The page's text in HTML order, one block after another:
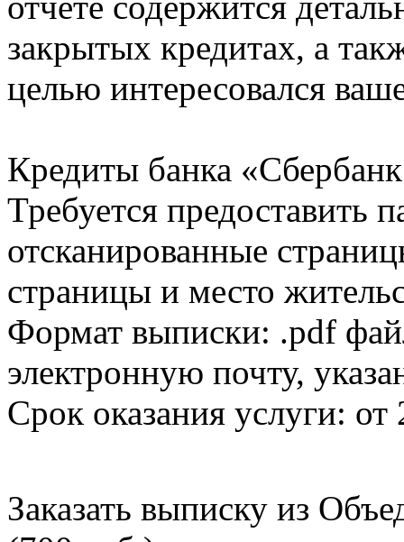
закрытых кредитах, а
целью интересовался
Кредиты банка
Требуется предоставить
отсканированные
страницы и место
Формат выписки: .pdf
электронную почту,
Срок оказания услуги: от
Заказать выписку из